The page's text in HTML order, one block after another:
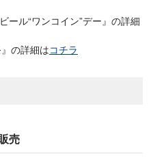
ール“ワンコイン”デー』の詳細
の詳細はコチラ
売